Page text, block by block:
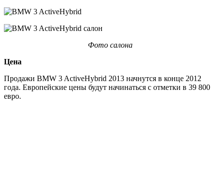
Фото салона
Цена
Продажи BMW 3 ActiveHybrid 2013 начнутся в конце 2012
года. Европейские цены будут начинаться с отметки в 39 800
евро.